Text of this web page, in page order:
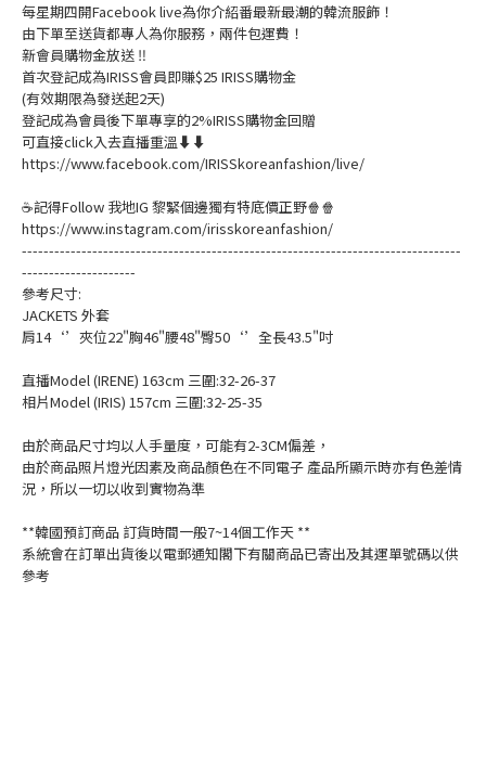
每星期四開Facebook live為你介紹番最新最潮的韓流服飾！
由下單至送貨都專人為你服務，兩件包運費！
新會員購物金放送 ‼️
首次登記成為IRISS會員即賺$25 IRISS購物金
(有效期限為發送起2天)
登記成為會員後下單專享的2%IRISS購物金回贈
可直接click入去直播重溫⬇⬇
https://www.facebook.com/IRISSkoreanfashion/live/
☕記得Follow 我地IG 黎緊個邊獨有特底價正野🍿🍿
https://www.instagram.com/irisskoreanfashion/
---------------------------------------------------------------------------------
---------------------
參考尺寸:
JACKETS 外套
肩14‘’夾位22"胸46"腰48"臀50‘’全長43.5"吋
直播Model (IRENE) 163cm 三圍:32-26-37
相片Model (IRIS) 157cm 三圍:32-25-35
由於商品尺寸均以人手量度，可能有2-3CM偏差，
由於商品照片燈光因素及商品顏色在不同電子 產品所顯示時亦有色差情
況，所以一切以收到實物為準
**韓國預訂商品 訂貨時間一般7~14個工作天 **
系統會在訂單出貨後以電郵通知閣下有關商品已寄出及其運單號碼以供
參考